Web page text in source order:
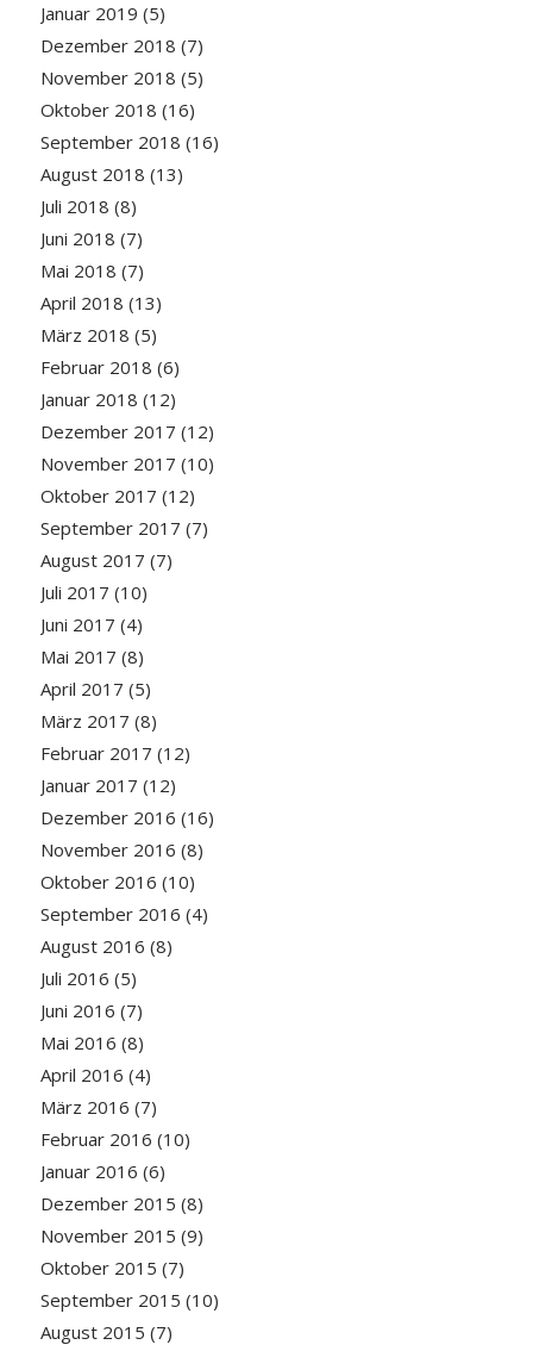
Januar 2019 (5)
Dezember 2018 (7)
November 2018 (5)
Oktober 2018 (16)
September 2018 (16)
August 2018 (13)
Juli 2018 (8)
Juni 2018 (7)
Mai 2018 (7)
April 2018 (13)
März 2018 (5)
Februar 2018 (6)
Januar 2018 (12)
Dezember 2017 (12)
November 2017 (10)
Oktober 2017 (12)
September 2017 (7)
August 2017 (7)
Juli 2017 (10)
Juni 2017 (4)
Mai 2017 (8)
April 2017 (5)
März 2017 (8)
Februar 2017 (12)
Januar 2017 (12)
Dezember 2016 (16)
November 2016 (8)
Oktober 2016 (10)
September 2016 (4)
August 2016 (8)
Juli 2016 (5)
Juni 2016 (7)
Mai 2016 (8)
April 2016 (4)
März 2016 (7)
Februar 2016 (10)
Januar 2016 (6)
Dezember 2015 (8)
November 2015 (9)
Oktober 2015 (7)
September 2015 (10)
August 2015 (7)